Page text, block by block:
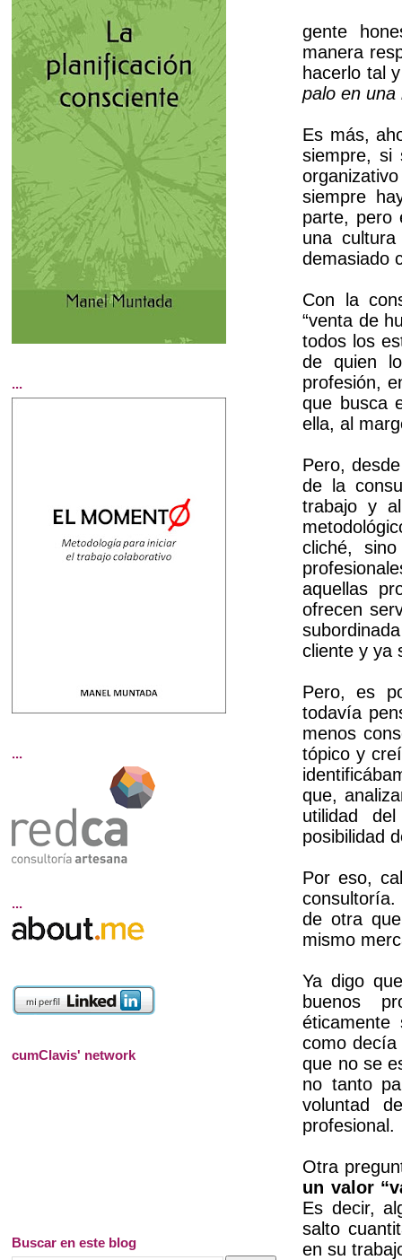
gente
manera
hacerlo tal
palo en una
Es más,
siempre, si
siempre
parte, pero
una
demasiado
Con la
“venta de
todos los
de quien
profesión,
que busca
ella, al
Pero,
de la
trabajo y
cliché,
aquellas
ofrecen
cliente y ya
Pero, es
todavía
menos
tópico y
que,
utilidad
posibilidad
Por eso,
de otra
mismo
Ya digo
buenos
como
que no se
no tanto
voluntad
profesional.
Otra
un valor
Es decir,
salto
en su
...
...
...
cumClavis' network
Buscar en este blog